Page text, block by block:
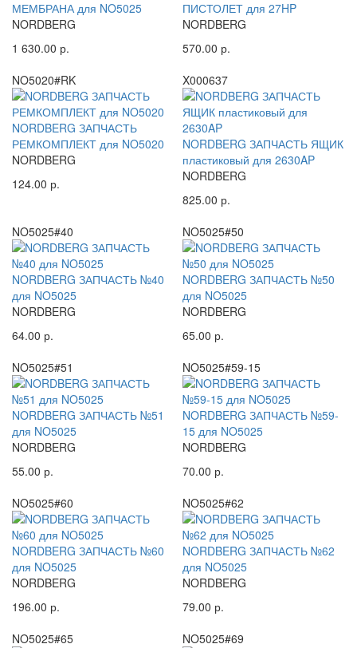
МЕМБРАНА для NO5025
NORDBERG
1 630.00 р.
ПИСТОЛЕТ для 27HP
NORDBERG
570.00 р.
NO5020#RK
NORDBERG ЗАПЧАСТЬ
РЕМКОМПЛЕКТ для NO5020
NORDBERG
124.00 р.
X000637
NORDBERG ЗАПЧАСТЬ ЯЩИК
пластиковый для 2630AP
NORDBERG
825.00 р.
NO5025#40
NORDBERG ЗАПЧАСТЬ №40
для NO5025
NORDBERG
64.00 р.
NO5025#50
NORDBERG ЗАПЧАСТЬ №50
для NO5025
NORDBERG
65.00 р.
NO5025#51
NORDBERG ЗАПЧАСТЬ №51
для NO5025
NORDBERG
55.00 р.
NO5025#59-15
NORDBERG ЗАПЧАСТЬ №59-
15 для NO5025
NORDBERG
70.00 р.
NO5025#60
NORDBERG ЗАПЧАСТЬ №60
для NO5025
NORDBERG
196.00 р.
NO5025#62
NORDBERG ЗАПЧАСТЬ №62
для NO5025
NORDBERG
79.00 р.
NO5025#65
NO5025#69